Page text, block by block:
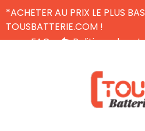
*ACHETER AU PRIX LE PLUS
TOUSBATTERIE.COM !
FAQ
Politique de